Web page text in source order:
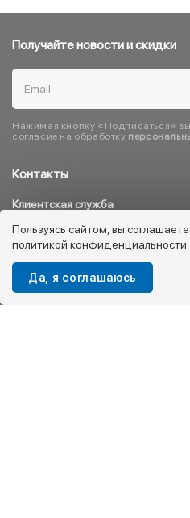
Контакты
Клиентская служба
8 800 333 08 45
info@kotofey.ru
Магазины в Москва (50)
Получайте новости и скидки
Нажимая кнопку «Подписаться»
согласие на обработку
Пользуясь сайтом, вы
политикой конфиденциальности
Да, я соглашаюсь